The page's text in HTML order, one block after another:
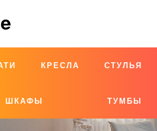
КРЕСЛА СТУЛЬЯ
ШКАФЫ ТУМБЫ